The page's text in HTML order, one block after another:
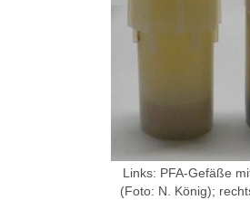
Links: PFA-Gefäße
(Foto: N. König);